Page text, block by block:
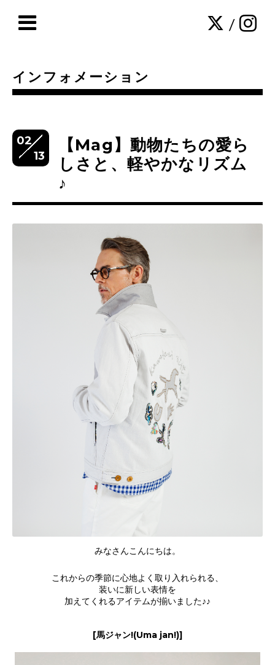
/
インフォメーション
02
13
【Mag】動物たちの愛ら
しさと、軽やかなリズム
♪
みなさんこんにちは。
これからの季節に心地よく取り入れられる、
装いに新しい表情を
加えてくれるアイテムが揃いました♪♪
[馬ジャン!(Uma jan!)]